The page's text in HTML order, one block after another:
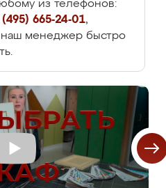
из телефонов:
665-24-01,
наш менеджер быстро